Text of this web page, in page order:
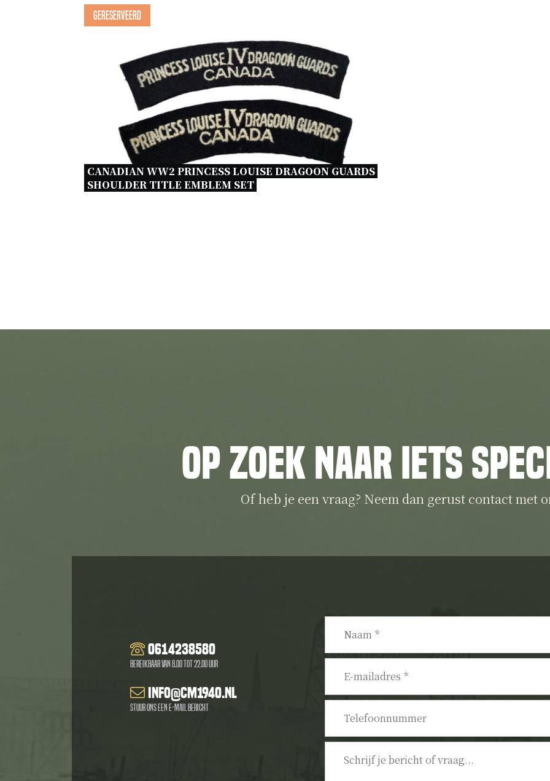
Gereserveerd
CANADIAN WW2 PRINCESS LOUISE DRAGOON GUARDS
SHOULDER TITLE EMBLEM SET
Op zoek naar iets
Of heb je een vraag? Neem dan gerust contact met
0614238580
Bereikbaar van 8.00 tot 22.00 uur
info@cm1940.nl
Stuur ons een e-mail bericht
Naam *
E-
mailadres *
Telefoonnummer
Bericht